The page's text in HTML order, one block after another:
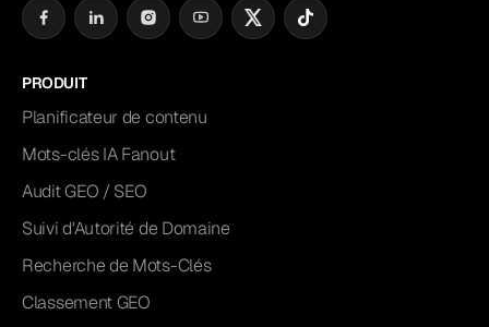
PRODUIT
Planificateur de contenu
Mots-clés IA Fanout
Audit GEO / SEO
Suivi d'Autorité de Domaine
Recherche de Mots-Clés
Classement GEO